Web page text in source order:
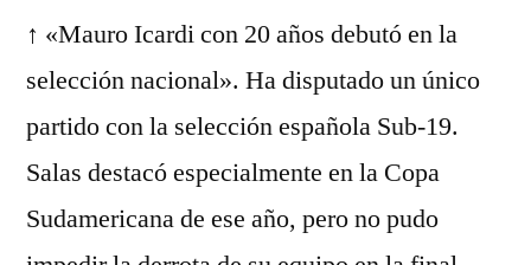
↑ «Mauro Icardi con 20 años debutó en la
selección nacional». Ha disputado un único
partido con la selección española Sub-19.
Salas destacó especialmente en la Copa
Sudamericana de ese año, pero no pudo